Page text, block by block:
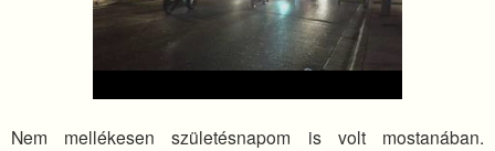
Nem mellékesen születésnapom is volt mostanában.